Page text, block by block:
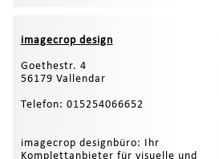
imagecrop design
Goethestr. 4
56179 Vallendar
Telefon: 015254066652
imagecrop designbüro: Ihr
Komplettanbieter für visuelle und